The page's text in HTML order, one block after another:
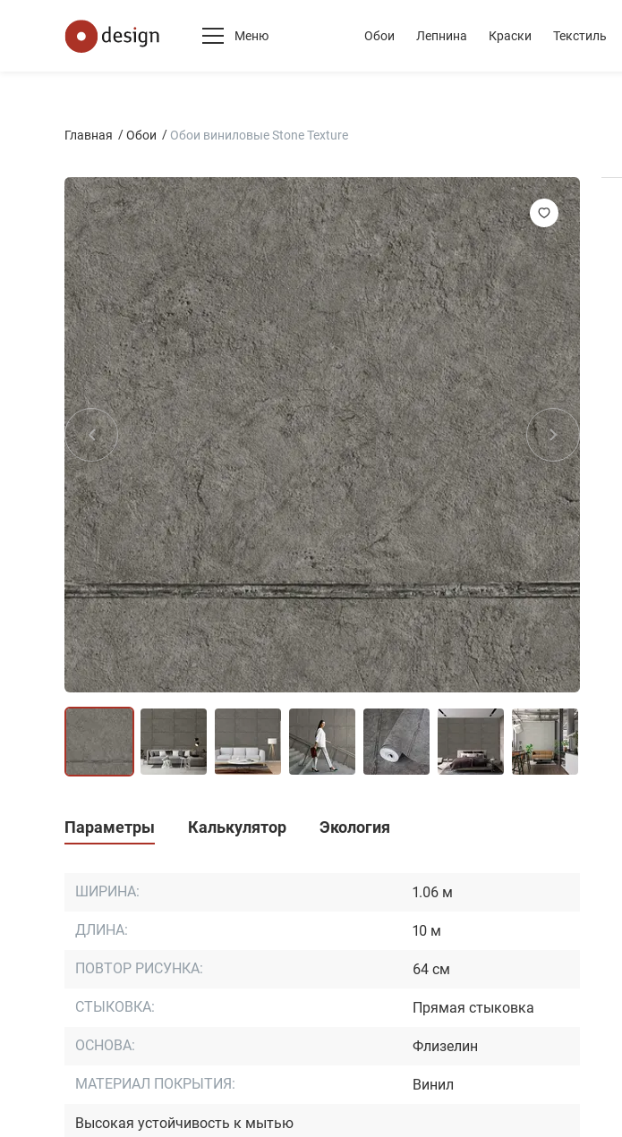
Меню Обои Лепнина Краски Текстиль
Главная Обои Обои виниловые Stone Texture
Параметры Калькулятор Экология
ШИРИНА: 1.06 м
ДЛИНА: 10 м
ПОВТОР РИСУНКА: 64 см
СТЫКОВКА: Прямая стыковка
ОСНОВА: Флизелин
МАТЕРИАЛ ПОКРЫТИЯ: Винил
Высокая устойчивость к мытью